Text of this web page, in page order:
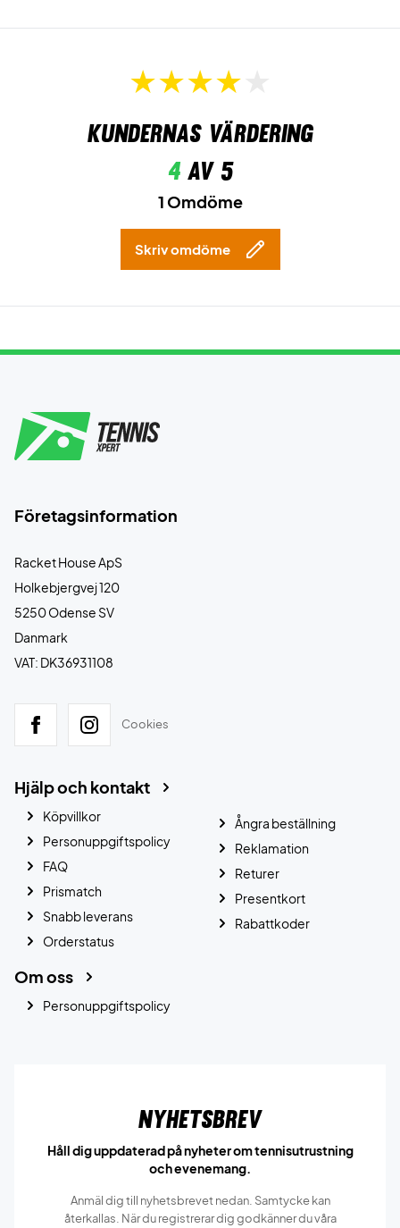
Kundernas värdering
4av 5
1 Omdöme
Skriv omdöme
Företagsinformation
Racket House ApS
Holkebjergvej 120
5250 Odense SV
Danmark
VAT: DK36931108
Cookies
Hjälp och kontakt
Köpvillkor
Personuppgiftspolicy
FAQ
Prismatch
Snabb leverans
Orderstatus
Ångra beställning
Reklamation
Returer
Presentkort
Rabattkoder
Om oss
Personuppgiftspolicy
Nyhetsbrev
Håll dig uppdaterad på nyheter om tennisutrustning
och evenemang.
Anmäl dig till nyhetsbrevet nedan. Samtycke kan
återkallas. När du registrerar dig godkänner du våra